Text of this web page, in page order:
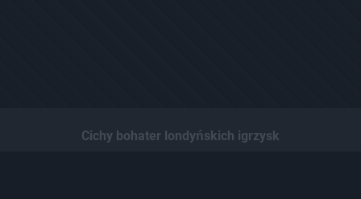
Cichy bohater londyńskich igrzysk